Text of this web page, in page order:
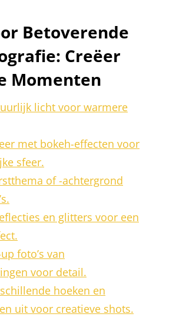
Betoverende
Creëer
Momenten
licht voor warmere
met bokeh-effecten voor
sfeer.
of -achtergrond
en glitters voor een
foto’s van
voor detail.
hoeken en
uit voor creatieve shots.